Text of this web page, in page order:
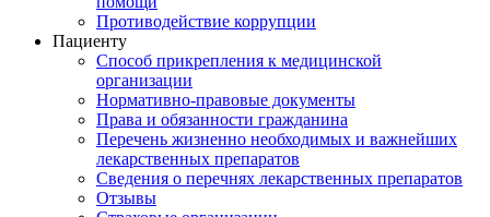
Противодействие коррупции
Пациенту
Способ прикрепления к медицинской
организации
Нормативно-правовые документы
Права и обязанности гражданина
Перечень жизненно необходимых и важнейших
лекарственных препаратов
Сведения о перечнях лекарственных препаратов
Отзывы